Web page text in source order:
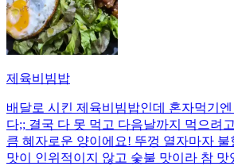
제육비빔밥
배달로 시킨 제육비빔밥인데 혼자먹기
다;; 결국 다 못 먹고 다음날까지 먹으려
큼 혜자로운 양이에요! 뚜껑 열자마자 불
맛이 인위적이지 않고 숯불 맛이라 참